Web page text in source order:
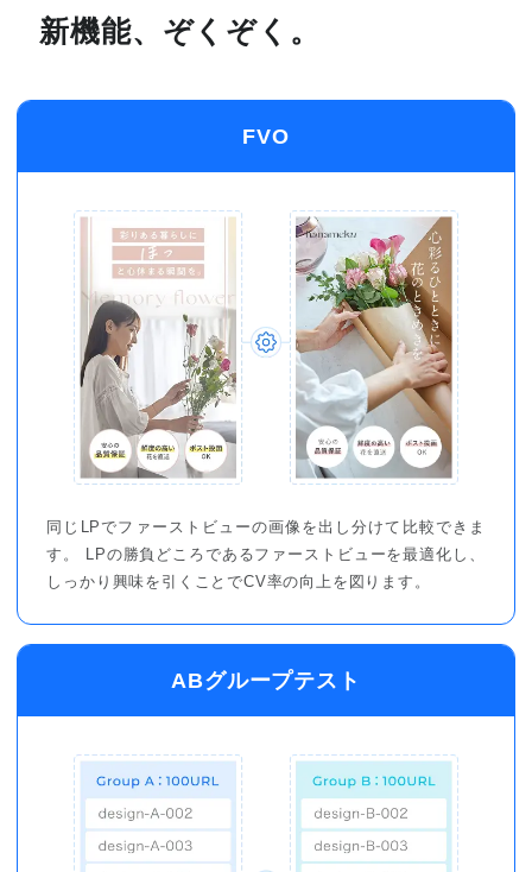
新機能、ぞくぞく。
FVO
同じLPでファーストビューの画像を出し分けて比較できま
す。 LPの勝負どころであるファーストビューを最適化し、
しっかり興味を引くことでCV率の向上を図ります。
ABグループテスト